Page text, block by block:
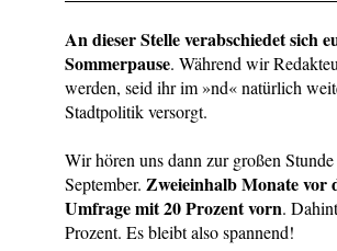
An dieser Stelle verabschiedet sich
Sommerpause. Während wir
werden, seid ihr im »nd« natürlich
Stadtpolitik versorgt.
Wir hören uns dann zur großen
September. Zweieinhalb Monate vor
Umfrage mit 20 Prozent vorn.
Prozent. Es bleibt also spannend!